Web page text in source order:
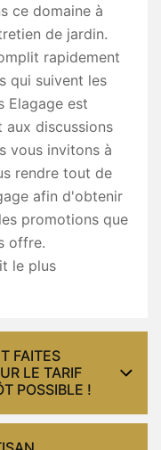
ce domaine à
de jardin.
rapidement
qui suivent les
Elagage est
aux discussions
vous invitons à
rendre tout de
afin d'obtenir
promotions que
offre.
le plus
FAITES
LE TARIF
POSSIBLE !